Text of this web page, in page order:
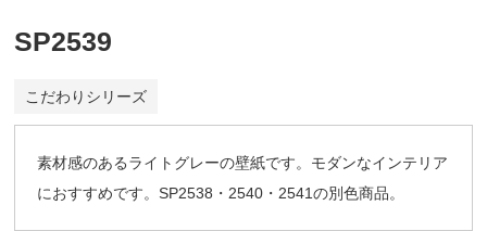
SP2539
こだわりシリーズ
素材感のあるライトグレーの壁紙です。モダンなインテリア
におすすめです。SP2538・2540・2541の別色商品。